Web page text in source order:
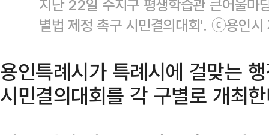
지난 22일 수지구 평생학습관 큰어울마
별법 제정 촉구 시민결의대회'. ⓒ용인시
용인특례시가 특례시에 걸맞는
시민결의대회를 각 구별로 개최